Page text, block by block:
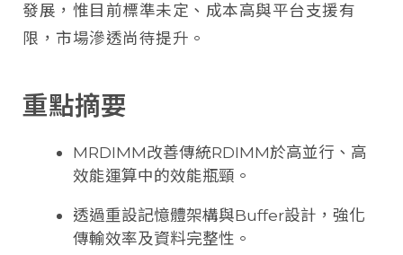
發展，惟目前標準未定、成本高與平台支援有
限，市場滲透尚待提升。
重點摘要
MRDIMM改善傳統RDIMM於高並行、高
效能運算中的效能瓶頸。
透過重設記憶體架構與Buffer設計，強化
傳輸效率及資料完整性。